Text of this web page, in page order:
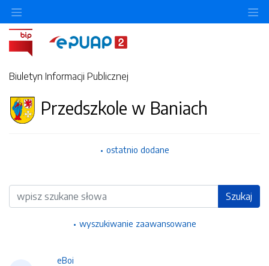
Biuletyn Informacji Publicznej
Przedszkole w Baniach
ostatnio dodane
Wyszukiwarka Szukaj
wyszukiwanie zaawansowane
eBoi